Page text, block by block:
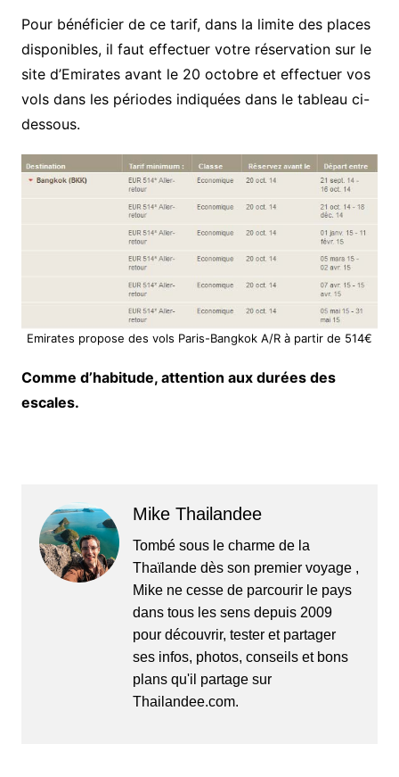
Pour bénéficier de ce tarif, dans la limite des places
disponibles, il faut effectuer votre réservation sur le
site d’Emirates avant le 20 octobre et effectuer vos
vols dans les périodes indiquées dans le tableau ci-
dessous.
Emirates propose des vols Paris-Bangkok A/R à partir de 514€
Comme d’habitude, attention aux durées des
escales.
Mike Thailandee
Tombé sous le charme de la
Thaïlande dès son premier voyage ,
Mike ne cesse de parcourir le pays
dans tous les sens depuis 2009
pour découvrir, tester et partager
ses infos, photos, conseils et bons
plans qu'il partage sur
Thailandee.com.